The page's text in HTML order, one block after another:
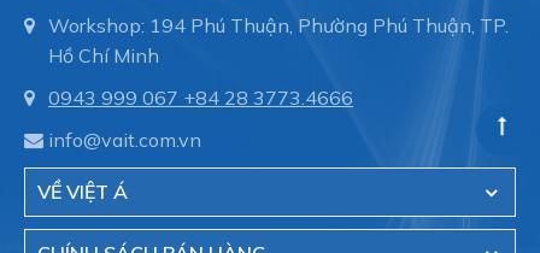
hàng đầu thế giới với 109 năm kinh nghiệm.
Schmalz cung cấp giải pháp hiệu quả trong lĩnh tự
phôi gỗ trong máy CNC.
Việt Álà đại diện ủy quyền của hãng Schmalz -
Workshop: 194 Phú Thuận, Phường Phú Thuận, TP.
Hồ Chí Minh
0943 999 067 +84 28 3773.4666
info@vait.com.vn
VỀ VIỆT Á